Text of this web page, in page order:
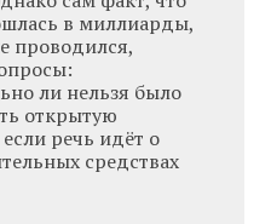
в миллиарды,
проводился,
ли нельзя было
открытую
речь идёт о
средствах